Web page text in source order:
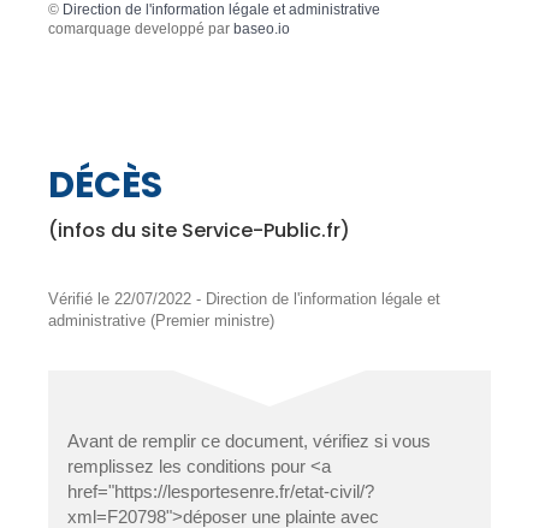
© Direction de l'information légale et administrative
comarquage developpé par baseo.io
DÉCÈS
(infos du site Service-Public.fr)
Vérifié le 22/07/2022 - Direction de l'information légale et
administrative (Premier ministre)
Avant de remplir ce document, vérifiez si vous
remplissez les conditions pour <a
href="https://lesportesenre.fr/etat-civil/?
xml=F20798">déposer une plainte avec